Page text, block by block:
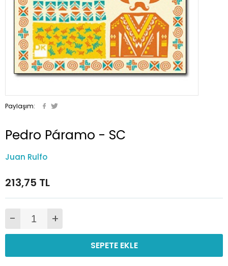
Paylaşım:
Pedro Páramo - SC
Juan Rulfo
213,75 TL
- +
SEPETE EKLE